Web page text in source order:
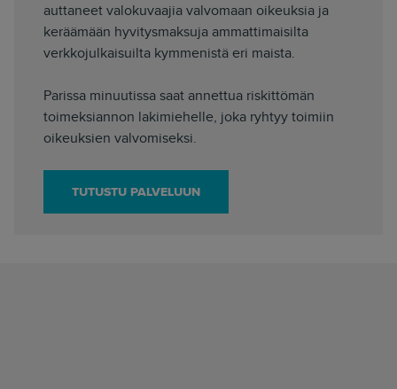
auttaneet valokuvaajia valvomaan oikeuksia ja
keräämään hyvitysmaksuja ammattimaisilta
verkkojulkaisuilta kymmenistä eri maista.
Parissa minuutissa saat annettua riskittömän
toimeksiannon lakimiehelle, joka ryhtyy toimiin
oikeuksien valvomiseksi.
TUTUSTU PALVELUUN